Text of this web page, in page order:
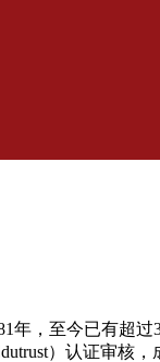
，至今已有超
）认证审核，